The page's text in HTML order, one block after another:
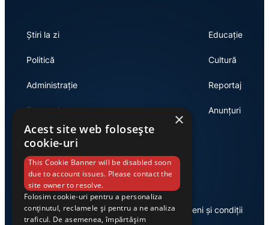
Știri la zi
Politică
Administrație
Economie
Educație
Cultură
Reportaj
Anunțuri
Link-uri utile
Despre noi Termeni și condiții
×
Acest site web folosește
cookie-uri
This Cookie Banner will be disabled soon
due to account issues. Please contact the
site owner to resolve.
Folosim cookie-uri pentru a personaliza
conținutul, reclamele și pentru a ne analiza
traficul. De asemenea, împărtășim